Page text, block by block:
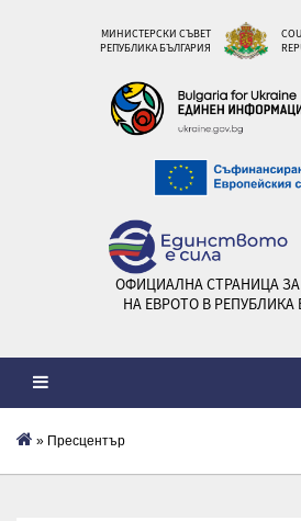
МИНИСТЕРСКИ СЪВЕТ
РЕПУБЛИКА БЪЛГАРИЯ
ОФИЦИАЛНА СТРАНИЦА
НА ЕВРОТО В РЕПУБЛИКА
» Пресцентър